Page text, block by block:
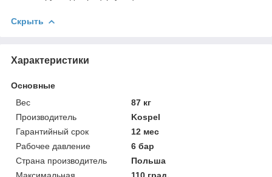
Скрыть
Характеристики
Основные
Вес
87 кг
Производитель
Kospel
Гарантийный срок
12 мес
Рабочее давление
6 бар
Страна производитель
Польша